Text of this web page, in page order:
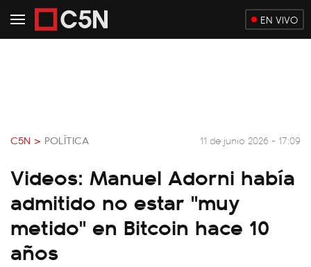
EN VIVO
C5N > POLÍTICA 11 de junio 2026 - 17:09
Videos: Manuel Adorni había
admitido no estar "muy
metido" en Bitcoin hace 10
años